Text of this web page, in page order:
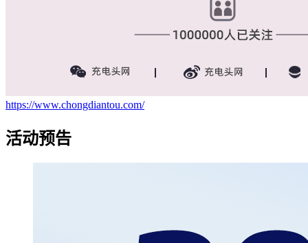
https://www.chongdiantou.com/
活动预告